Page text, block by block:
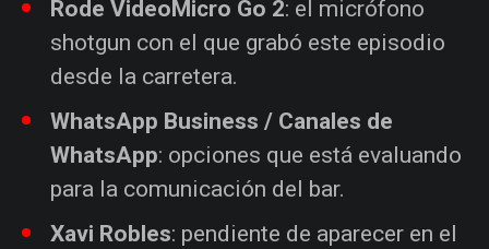
Rode VideoMicro Go 2: el micrófono
shotgun con el que grabó este episodio
desde la carretera.
WhatsApp Business / Canales de
WhatsApp: opciones que está evaluando
para la comunicación del bar.
Xavi Robles: pendiente de aparecer en el